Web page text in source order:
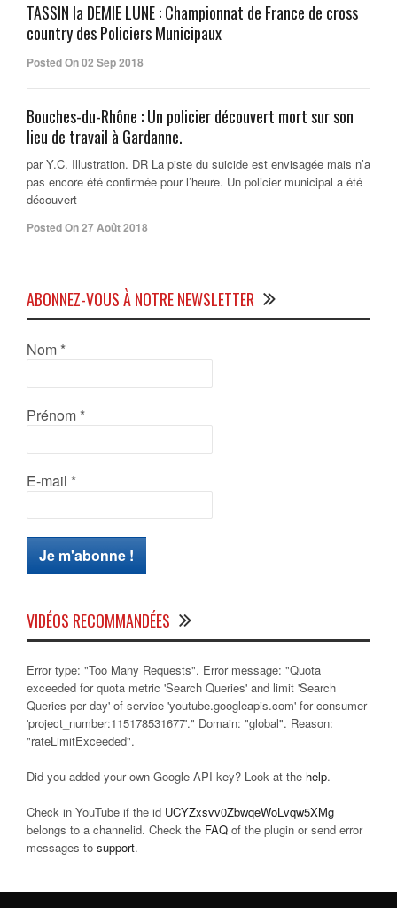
TASSIN la DEMIE LUNE : Championnat de France de cross
country des Policiers Municipaux
Posted On 02 Sep 2018
Bouches-du-Rhône : Un policier découvert mort sur son
lieu de travail à Gardanne.
par Y.C. Illustration. DR La piste du suicide est envisagée mais n’a
pas encore été confirmée pour l’heure. Un policier municipal a été
découvert
Posted On 27 Août 2018
ABONNEZ-VOUS À NOTRE NEWSLETTER
Nom *
Prénom *
E-mail *
VIDÉOS RECOMMANDÉES
Error type: "Too Many Requests". Error message: "Quota
exceeded for quota metric 'Search Queries' and limit 'Search
Queries per day' of service 'youtube.googleapis.com' for consumer
'project_number:115178531677'." Domain: "global". Reason:
"rateLimitExceeded".
Did you added your own Google API key? Look at the help.
Check in YouTube if the id UCYZxsvv0ZbwqeWoLvqw5XMg
belongs to a channelid. Check the FAQ of the plugin or send error
messages to support.